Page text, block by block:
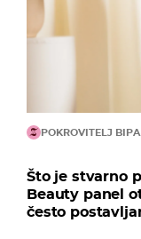
POKROVITELJ BIPA
Što je stvarno
Beauty panel
često